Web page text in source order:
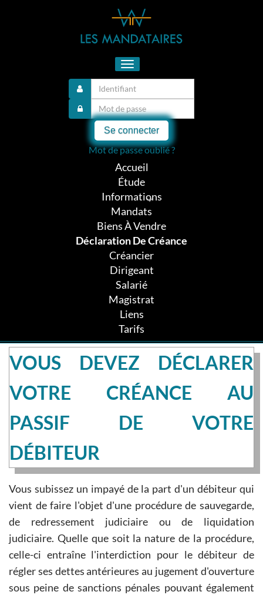
Toggle
navigation
Se connecter
Mot de passe oublié ?
Accueil
Étude
Informations
Mandats
Biens À Vendre
Déclaration De Créance
Créancier
Dirigeant
Salarié
Magistrat
Liens
Tarifs
VOUS DEVEZ DÉCLARER
VOTRE CRÉANCE AU
PASSIF DE VOTRE
DÉBITEUR
Vous subissez un impayé de la part d'un débiteur qui
vient de faire l'objet d'une procédure de sauvegarde,
de redressement judiciaire ou de liquidation
judiciaire. Quelle que soit la nature de la procédure,
celle-ci entraîne l'interdiction pour le débiteur de
régler ses dettes antérieures au jugement d'ouverture
sous peine de sanctions pénales pouvant également